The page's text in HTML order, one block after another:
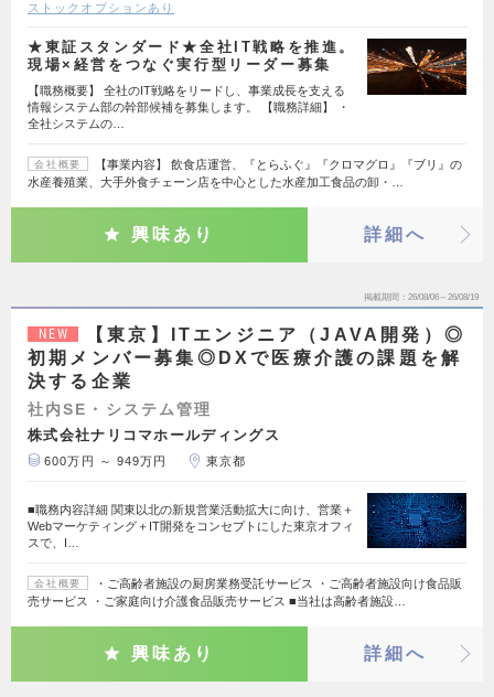
ストックオプションあり
★東証スタンダード★全社IT戦略を推進。
現場×経営をつなぐ実行型リーダー募集
【職務概要】 全社のIT戦略をリードし、事業成長を支える
情報システム部の幹部候補を募集します。 【職務詳細】 ・
全社システムの…
会社概要
【事業内容】 飲食店運営、『とらふぐ』『クロマグロ』『ブリ』の
水産養殖業、大手外食チェーン店を中心とした水産加工食品の卸・…
興味あり 詳細へ
掲載期間 26/08/06～26/08/19
NEW
【東京】ITエンジニア（JAVA開発）◎
初期メンバー募集◎DXで医療介護の課題を解
決する企業
社内SE・システム管理
株式会社ナリコマホールディングス
600万円 ～ 949万円 東京都
■職務内容詳細 関東以北の新規営業活動拡大に向け、営業＋
Webマーケティング＋IT開発をコンセプトにした東京オフィ
スで、I…
会社概要
・ご高齢者施設の厨房業務受託サービス ・ご高齢者施設向け食品販
売サービス ・ご家庭向け介護食品販売サービス ■当社は高齢者施設…
興味あり 詳細へ